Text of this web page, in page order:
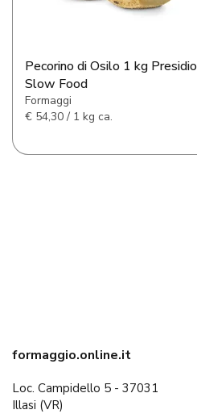
Pecorino di Osilo 1 kg Presidio
Slow Food
Formaggi
€ 54,30 / 1 kg ca.
formaggio.online.it
Loc. Campidello 5 - 37031
Illasi (VR)